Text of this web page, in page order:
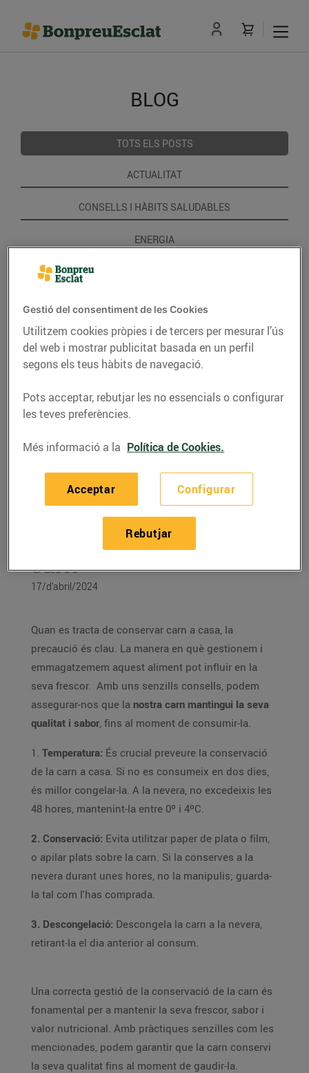
BLOG
TOTS ELS POSTS
ACTUALITAT
CONSELLS I HÀBITS SALUDABLES
ENERGIA
GASTRONOMIA I TRADICIONS
RECEPTES
CONSELLS I HÀBITS SALUDABLES
Aprèn a conservar la
carn
17/d’abril/2024
Quan es tracta de conservar carn a casa, la
precaució és clau. La manera en què gestionem i
emmagatzemem aquest aliment pot influir en la
seva frescor. Amb uns senzills consells, podem
assegurar-nos que la nostra carn mantingui la seva
qualitat i sabor, fins al moment de consumir-la.
1. Temperatura: És crucial preveure la conservació
de la carn a casa. Si no es consumeix en dos dies,
és millor congelar-la. A la nevera, no excedeixis les
48 hores, mantenint-la entre 0º i 4ºC.
2. Conservació: Evita utilitzar paper de plata o film,
o apilar plats sobre la carn. Si la conserves a la
nevera durant unes hores, no la manipulis; guarda-
la tal com l'has comprada.
3. Descongelació: Descongela la carn a la nevera,
retirant-la el dia anterior al consum.
Una correcta gestió de la conservació de la carn és
fonamental per a mantenir la seva frescor, sabor i
valor nutricional. Amb pràctiques senzilles com les
mencionades, podem garantir que la carn conservi
la seva qualitat fins al moment de gaudir-la.
Gestió del consentiment de les Cookies
Utilitzem cookies pròpies i de tercers per mesurar l’ús
del web i mostrar publicitat basada en un perfil
segons els teus hàbits de navegació.
Pots acceptar, rebutjar les no essencials o configurar
les teves preferències.
Més informació a la Política de Cookies.
Configurar
Rebutjar
Acceptar